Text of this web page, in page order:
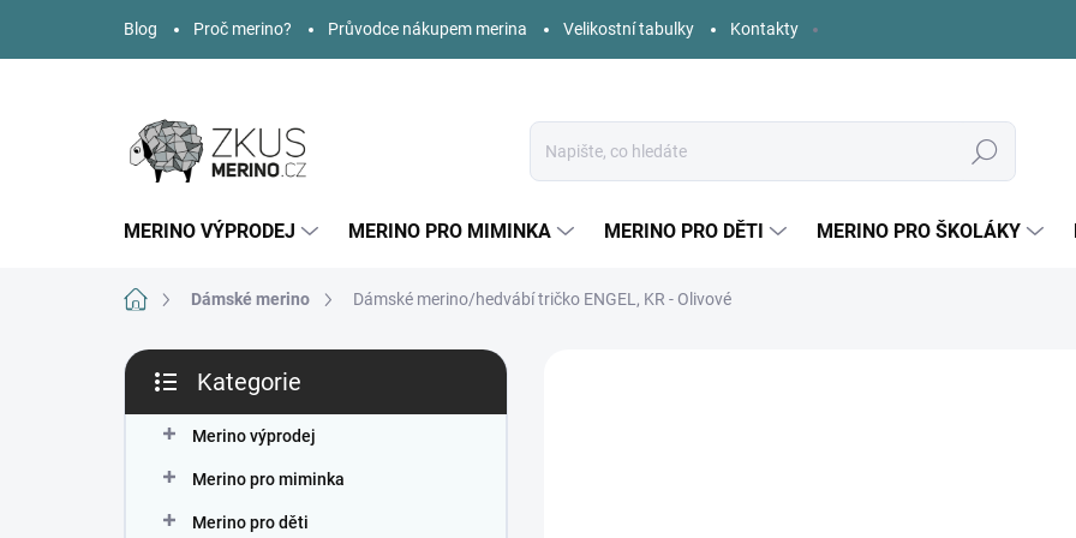
obsah
Blog Proč merino? Průvodce nákupem merina Velikostní tabulky Kontakty
Hledat
MERINO VÝPRODEJ MERINO PRO MIMINKA MERINO PRO DĚTI MERINO PRO ŠKOLÁKY
Domů Dámské merino Dámské merino/hedvábí tričko ENGEL, KR - Olivové
P
s
kategorie
Kategorie
Merino výprodej
Merino pro miminka
Merino pro děti